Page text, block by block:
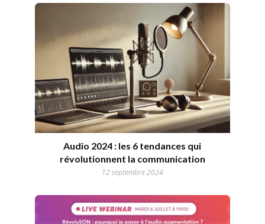
Audio 2024 : les 6 tendances qui
révolutionnent la communication
12 septembre 2024